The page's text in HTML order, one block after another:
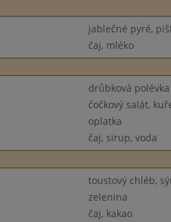
jablečné pyré,
čaj, mléko
drůbková
čočkový salát,
oplatka
čaj, sirup, voda
toustový chléb,
zelenina
čaj, kakao